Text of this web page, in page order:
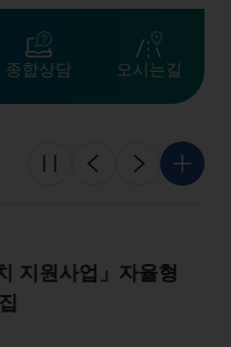
종합상담 오시는길
지원사업」자율형
슬라이드 멈춤
이전 다음 더 보